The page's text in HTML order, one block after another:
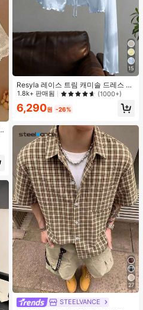
15
Resyla 레이스 트림 캐미솔 드레스 커
버업, 긴팔 니트 숄 경량 여름 자외선
1.8k+ 판매됨 (1000+)
6,290원 -26%
27
STEELVANCE